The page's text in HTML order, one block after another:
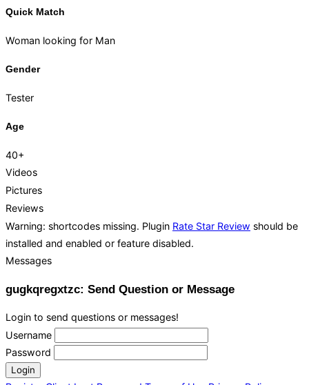
Quick Match
Woman looking for Man
Gender
Tester
Age
40+
Videos
Pictures
Reviews
Warning: shortcodes missing. Plugin Rate Star Review should be
installed and enabled or feature disabled.
Messages
gugkqregxtzc: Send Question or Message
Login to send questions or messages!
Username
Password
Login